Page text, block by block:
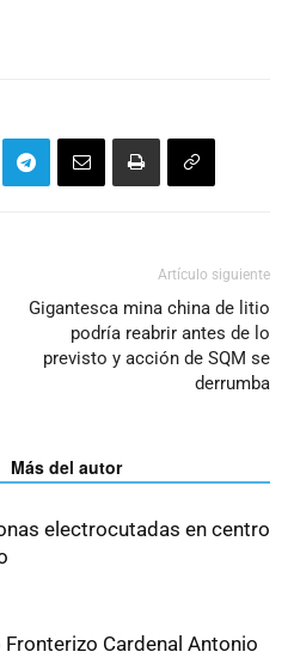
Artículo siguiente
Gigantesca mina china de litio
podría reabrir antes de lo
previsto y acción de SQM se
derrumba
Más del autor
electrocutadas en centro
Cardenal Antonio